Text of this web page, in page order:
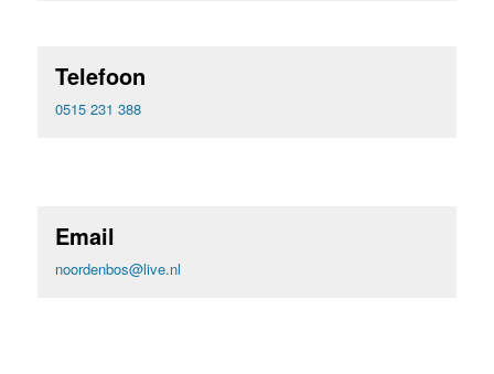
Telefoon
0515 231 388
Email
noordenbos@live.nl